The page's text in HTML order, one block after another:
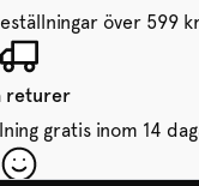
över 599
returer
gratis inom 14